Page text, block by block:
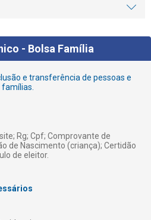
- Bolsa Família
e transferência de pessoas e
famílias.
Rg; Cpf; Comprovante de
de Nascimento (criança); Certidão
de eleitor.